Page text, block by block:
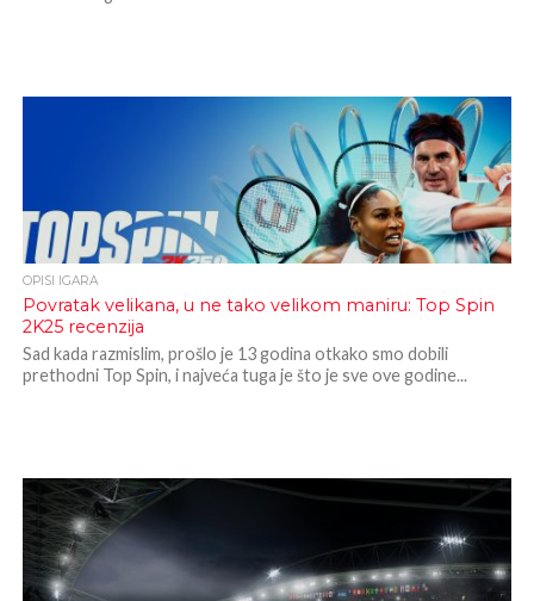
OPISI IGARA
Povratak velikana, u ne tako velikom maniru: Top Spin
2K25 recenzija
Sad kada razmislim, prošlo je 13 godina otkako smo dobili
prethodni Top Spin, i najveća tuga je što je sve ove godine...